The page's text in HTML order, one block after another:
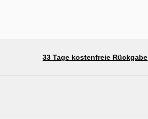
33 Tage kostenfreie Rückgabe